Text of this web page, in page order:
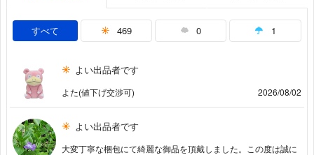
すべて 469 0 1
よい出品者です
よた(値下げ交渉可) 2026/08/02
よい出品者です
大変丁寧な梱包にて綺麗な御品を頂戴しました。この度は誠に